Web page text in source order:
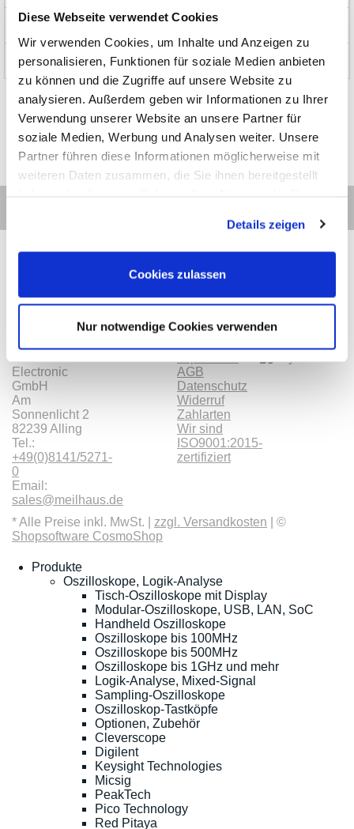
Diese Webseite verwendet Cookies
Wir verwenden Cookies, um Inhalte und Anzeigen zu
personalisieren, Funktionen für soziale Medien anbieten
zu können und die Zugriffe auf unsere Website zu
analysieren. Außerdem geben wir Informationen zu Ihrer
Verwendung unserer Website an unsere Partner für
soziale Medien, Werbung und Analysen weiter. Unsere
Partner führen diese Informationen möglicherweise mit
weiteren Daten zusammen, die Sie ihnen bereitgestellt
Details zeigen
Cookies zulassen
Nur notwendige Cookies verwenden
News und Aktionen
Über uns
Kontakt
Electronic
GmbH
Am
Sonnenlicht 2
82239 Alling
Tel.:
+49(0)8141/5271-
0
Email:
sales@meilhaus.de
AGB
Datenschutz
Widerruf
Zahlarten
Wir sind
ISO9001:2015-
zertifiziert
Zahlarten
* Alle Preise inkl. MwSt. | zzgl. Versandkosten | ©
Shopsoftware CosmoShop
Produkte
Oszilloskope, Logik-Analyse
Tisch-Oszilloskope mit Display
Modular-Oszilloskope, USB, LAN, SoC
Handheld Oszilloskope
Oszilloskope bis 100MHz
Oszilloskope bis 500MHz
Oszilloskope bis 1GHz und mehr
Logik-Analyse, Mixed-Signal
Sampling-Oszilloskope
Oszilloskop-Tastköpfe
Optionen, Zubehör
Cleverscope
Digilent
Keysight Technologies
Micsig
PeakTech
Pico Technology
Red Pitaya